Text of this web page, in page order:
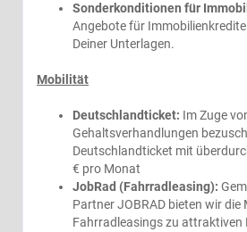
Sonderkonditionen für
Angebote für
Deiner Unterlagen.
Mobilität
Deutschlandticket: Im Zuge
Gehaltsverhandlungen
Deutschlandticket mit
€ pro Monat
JobRad (Fahrradleasing):
Partner JOBRAD bieten wir die
Fahrradleasings zu attraktiven